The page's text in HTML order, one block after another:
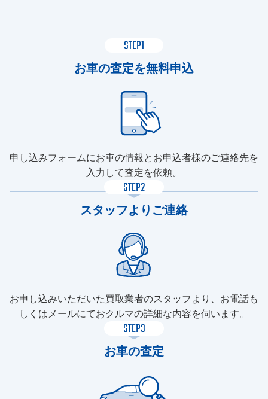
STEP1
お車の査定を無料申込
申し込みフォームにお車の情報とお申込者様のご連絡先を
入力して査定を依頼。
STEP2
スタッフよりご連絡
お申し込みいただいた買取業者のスタッフより、お電話も
しくはメールにておクルマの詳細な内容を伺います。
STEP3
お車の査定